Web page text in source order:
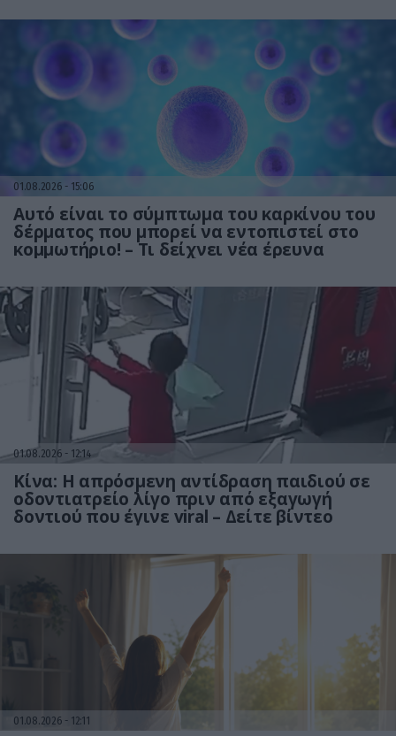
01.08.2026 15:06
Αυτό είναι το σύμπτωμα του καρκίνου του
δέρματος που μπορεί να εντοπιστεί στο
κομμωτήριο! – Τι δείχνει νέα έρευνα
01.08.2026 12:14
Κίνα: Η απρόσμενη αντίδραση παιδιού σε
οδοντιατρείο λίγο πριν από εξαγωγή
δοντιού που έγινε viral – Δείτε βίντεο
01.08.2026 12:11